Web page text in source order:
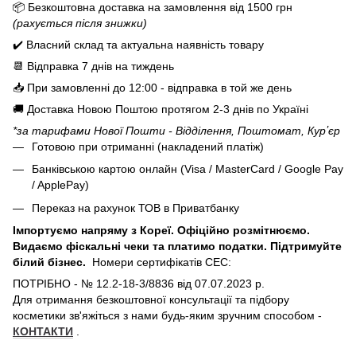
📦 Безкоштовна доставка на замовлення від 1500 грн
(рахується після знижки)
✔️ Власний склад та актуальна наявність товару
📆 Відправка 7 днів на тиждень
📥 При замовленні до 12:00 - відправка в той же день
🚚 Доставка Новою Поштою протягом 2-3 днів по Україні
*за тарифами Нової Пошти - Відділення, Поштомат, Курʼєр
Готовою при отриманні (накладений платіж)
Банківською картою онлайн (Visa / MasterCard / Google Pay
/ ApplePay)
Переказ на рахунок ТОВ в Приватбанку
Імпортуємо напряму з Кореї. Офіційно розмітнюємо.
Видаємо фіскальні чеки та платимо податки. Підтримуйте
білий бізнес.
Номери сертифікатів СЕС:
ПОТРІБНО - № 12.2-18-3/8836 від 07.07.2023 р.
Для отримання безкоштовної консультації та підбору
косметики зв'яжіться з нами будь-яким зручним способом -
КОНТАКТИ